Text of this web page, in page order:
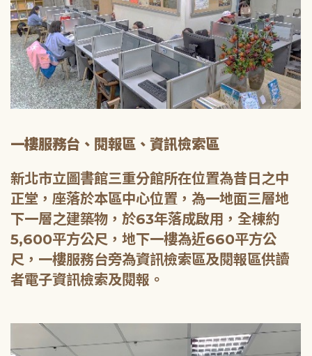
一樓服務台、閱報區、資訊檢索區
新北市立圖書館三重分館所在位置為昔日之中
正堂，座落於本區中心位置，為一地面三層地
下一層之建築物，於63年落成啟用，全棟約
5,600平方公尺，地下一樓為近660平方公
尺，一樓服務台旁為資訊檢索區及閱報區供讀
者電子資訊檢索及閱報。